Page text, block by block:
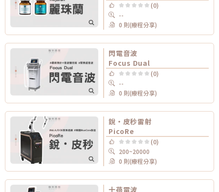
(0)
--
0 則(療程分享)
閃電音波
Focus Dual
(0)
--
0 則(療程分享)
銳・皮秒雷射
PicoRe
(0)
200~20000
0 則(療程分享)
十蓓電波